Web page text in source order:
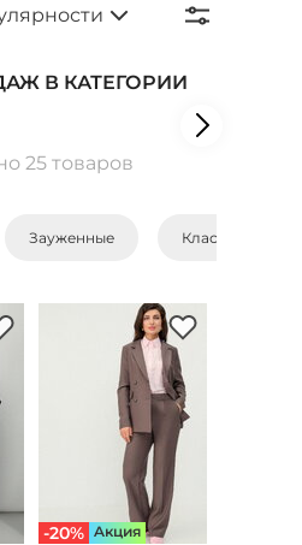
В КАТЕГОРИИ
25 товаров
Зауженные Классические
-20% Aкция